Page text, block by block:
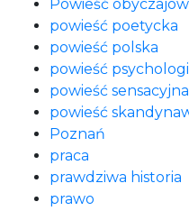
Powieść
powieść poetycka
powieść polska
powieść
powieść sensacyjna
powieść
Poznań
praca
prawdziwa historia
prawo